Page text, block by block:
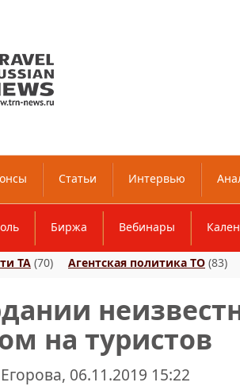
Статьи Интервью
Биржа Вебинары
ТА (70) Агентская политика ТО (83)
на туристов
06.11.2019 15:22